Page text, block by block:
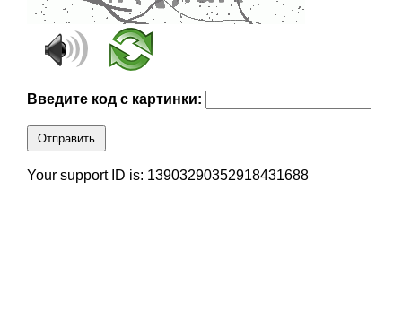
Введите код с картинки:
Отправить
Your support ID is: 13903290352918431688